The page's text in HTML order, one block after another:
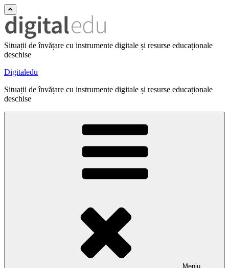
Situații de învățare cu instrumente digitale și resurse educaționale
deschise
Digitaledu
Situații de învățare cu instrumente digitale și resurse educaționale
deschise
Meniu